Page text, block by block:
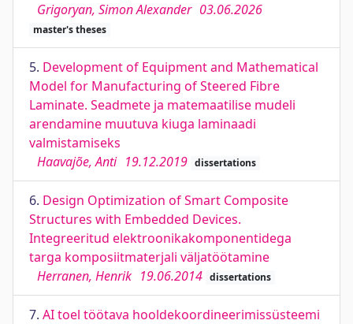
Grigoryan, Simon Alexander 03.06.2026
master's theses
5. Development of Equipment and Mathematical
Model for Manufacturing of Steered Fibre
Laminate. Seadmete ja matemaatilise mudeli
arendamine muutuva kiuga laminaadi
valmistamiseks
Haavajõe, Anti 19.12.2019 dissertations
6. Design Optimization of Smart Composite
Structures with Embedded Devices.
Integreeritud elektroonikakomponentidega
targa komposiitmaterjali väljatöötamine
Herranen, Henrik 19.06.2014 dissertations
7. AI toel töötava hooldekoordineerimissüsteemi